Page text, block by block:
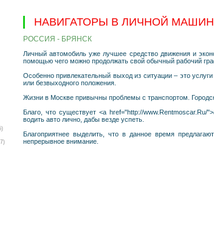
НАВИГАТОРЫ В ЛИЧНОЙ
РОССИЯ - БРЯНСК
Личный автомобиль уже лучшее средство движения и
помощью чего можно продолжать свой обычный рабочий
Особенно привлекательный выход из ситуации – это
или безвыходного положения.
Жизни в Москве привычны проблемы с транспортом.
Благо, что cуществует <a href="http://
водить авто лично, дабы везде успеть.
Благоприятнее выделить, что в данное время
непрерывное внимание.